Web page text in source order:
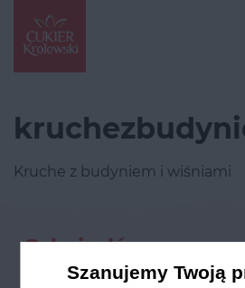
Kruche z budyniem i wiśniami
Odwiedź nasze
Szanujemy Twoją